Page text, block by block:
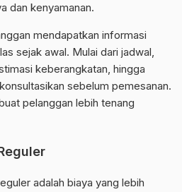
dan kenyamanan.
mendapatkan informasi
sejak awal. Mulai dari jadwal,
keberangkatan, hingga
sebelum pemesanan.
pelanggan lebih tenang
adalah biaya yang lebih